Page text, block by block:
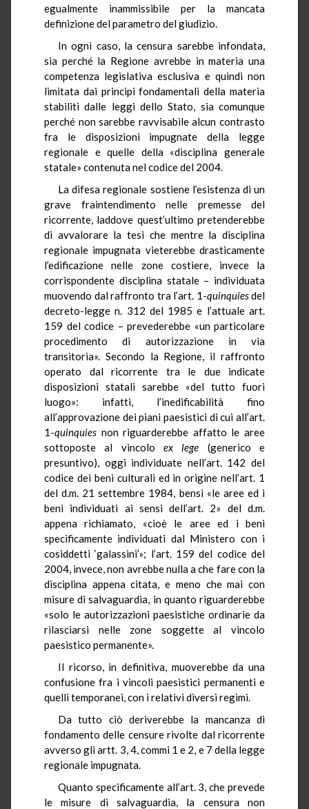
egualmente inammissibile per la mancata
definizione del parametro del giudizio.
In ogni caso, la censura sarebbe infondata,
sia perché la Regione avrebbe in materia una
competenza legislativa esclusiva e quindi non
limitata dai principi fondamentali della materia
stabiliti dalle leggi dello Stato, sia comunque
perché non sarebbe ravvisabile alcun contrasto
fra le disposizioni impugnate della legge
regionale e quelle della «disciplina generale
statale» contenuta nel codice del 2004.
La difesa regionale sostiene l’esistenza di un
grave fraintendimento nelle premesse del
ricorrente, laddove quest’ultimo pretenderebbe
di avvalorare la tesi che mentre la disciplina
regionale impugnata vieterebbe drasticamente
l’edificazione nelle zone costiere, invece la
corrispondente disciplina statale – individuata
muovendo dal raffronto tra l’art. 1-quinquiesdel
decreto-legge n. 312 del 1985 e l’attuale art.
159 del codice – prevederebbe «un particolare
procedimento di autorizzazione in via
transitoria». Secondo la Regione, il raffronto
operato dal ricorrente tra le due indicate
disposizioni statali sarebbe «del tutto fuori
luogo»: infatti, l’inedificabilità fino
all’approvazione dei piani paesistici di cui all’art.
1-quinquies non riguarderebbe affatto le aree
sottoposte al vincolo ex lege (generico e
presuntivo), oggi individuate nell’art. 142 del
codice dei beni culturali ed in origine nell’art. 1
del d.m. 21 settembre 1984, bensì «le aree ed i
beni individuati ai sensi dell’art. 2» del d.m.
appena richiamato, «cioè le aree ed i beni
specificamente individuati dal Ministero con i
cosiddetti ‘galassini’»; l’art. 159 del codice del
2004, invece, non avrebbe nulla a che fare con la
disciplina appena citata, e meno che mai con
misure di salvaguardia, in quanto riguarderebbe
«solo le autorizzazioni paesistiche ordinarie da
rilasciarsi nelle zone soggette al vincolo
paesistico permanente».
Il ricorso, in definitiva, muoverebbe da una
confusione fra i vincoli paesistici permanenti e
quelli temporanei, con i relativi diversi regimi.
Da tutto ciò deriverebbe la mancanza di
fondamento delle censure rivolte dal ricorrente
avverso gli artt. 3, 4, commi 1 e 2, e 7 della legge
regionale impugnata.
Quanto specificamente all’art. 3, che prevede
le misure di salvaguardia, la censura non